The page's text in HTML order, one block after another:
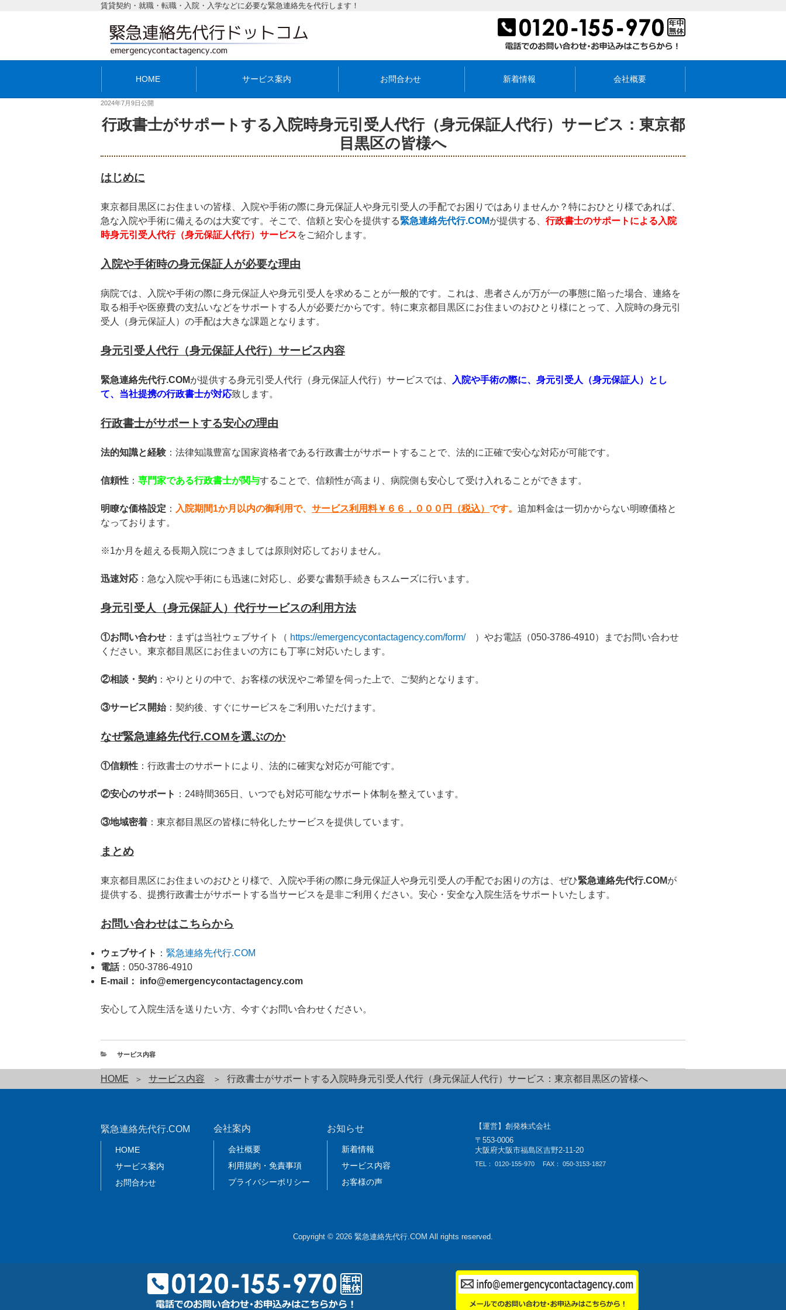
賃貸契約・就職・転職・入院・入学などに必要な緊急連絡先を代行します！
HOME サービス案内 お問合わせ 新着情報 会社概要
2024年7月9日公開
行政書士がサポートする入院時身元引受人代行（身元保証人代行）サービス：東京都
目黒区の皆様へ
はじめに
東京都目黒区にお住まいの皆様、入院や手術の際に身元保証人や身元引受人の手配でお困りではありませんか？特におひとり様であれば、
急な入院や手術に備えるのは大変です。そこで、信頼と安心を提供する緊急連絡先代行.COMが提供する、 行政書士のサポートによる入院
時身元引受人代行（身元保証人代行）サービスをご紹介します。
入院や手術時の身元保証人が必要な理由
病院では、入院や手術の際に身元保証人や身元引受人を求めることが一般的です。これは、患者さんが万が一の事態に陥った場合、連絡を
取る相手や医療費の支払いなどをサポートする人が必要だからです。特に東京都目黒区にお住まいのおひとり様にとって、入院時の身元引
受人（身元保証人）の手配は大きな課題となります。
身元引受人代行（身元保証人代行）サービス内容
緊急連絡先代行.COMが提供する身元引受人代行（身元保証人代行）サービスでは、 入院や手術の際に、身元引受人（身元保証人）とし
て、当社提携の行政書士が対応致します。
行政書士がサポートする安心の理由
法的知識と経験 ：法律知識豊富な国家資格者である行政書士がサポートすることで、法的に正確で安心な対応が可能です。
信頼性 ： 専門家である行政書士が関与することで、信頼性が高まり、病院側も安心して受け入れることができます。
明瞭な価格設定 ： 入院期間1か月以内の御利用で、 サービス利用料￥６６，０００円（税込） です。 追加料金は一切かからない明瞭価格と
なっております。
※1か月を超える長期入院につきましては原則対応しておりません。
迅速対応 ：急な入院や手術にも迅速に対応し、必要な書類手続きもスムーズに行います。
身元引受人（身元保証人）代行サービスの利用方法
①お問い合わせ ：まずは当社ウェブサイト（ https://emergencycontactagency.com/form/）やお電話（050-3786-4910）までお問い合わせ
ください。東京都目黒区にお住まいの方にも丁寧に対応いたします。
②相談・契約 ：やりとりの中で、お客様の状況やご希望を伺った上で、ご契約となります。
③サービス開始：契約後、すぐにサービスをご利用いただけます。
なぜ緊急連絡先代行.COMを選ぶのか
①信頼性 ：行政書士のサポートにより、法的に確実な対応が可能です。
②安心のサポート ：24時間365日、いつでも対応可能なサポート体制を整えています。
③地域密着 ：東京都目黒区の皆様に特化したサービスを提供しています。
まとめ
東京都目黒区にお住まいのおひとり様で、入院や手術の際に身元保証人や身元引受人の手配でお困りの方は、ぜひ緊急連絡先代行.COMが
提供する、提携行政書士がサポートする当サービスを是非ご利用ください。安心・安全な入院生活をサポートいたします。
お問い合わせはこちらから
ウェブサイト ： 緊急連絡先代行.COM
電話：050-3786-4910
E-mail
： info@emergencycontactagency.com
安心して入院生活を送りたい方、今すぐお問い合わせください。
サービス内容
HOME サービス内容 行政書士がサポートする入院時身元引受人代行（身元保証人代行）サービス：東京都目黒区の皆様へ
緊急連絡先代行.COM
HOME
サービス案内
お問合わせ
会社案内
会社概要
利用規約・免責事項
プライバシーポリシー
お知らせ
新着情報
サービス内容
お客様の声
【運営】創発株式会社
〒553-0006
大阪府大阪市福島区吉野2-11-20
TEL： 0120-155-970 FAX： 050-3153-1827
Copyright © 2026 緊急連絡先代行.COM All rights reserved.